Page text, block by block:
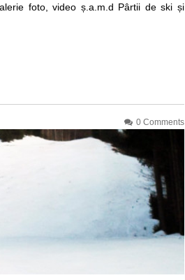
foto, video ș.a.m.d Pârtii de ski și
0 Comments